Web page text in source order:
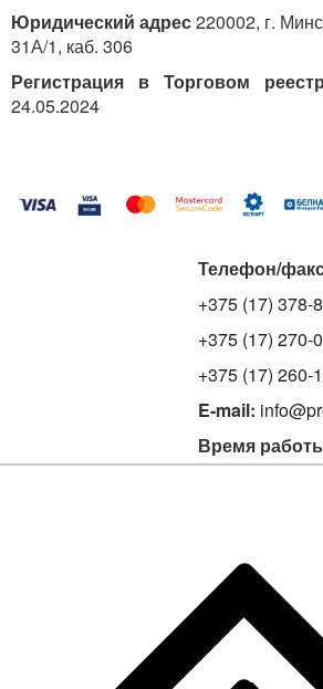
Юридический адрес220002, г.
31А/1, каб. 306
Регистрация в Торговом
24.05.2024
Телефон/
+375 (17) 378-
+375 (17) 270-
+375 (17) 260-
E-mail:
Время